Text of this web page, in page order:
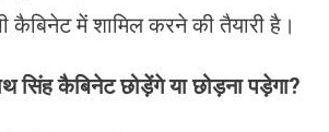
कैबिनेट में शामिल करने की तैयारी है।
सिंह कैबिनेट छोड़ेंगे या छोड़ना पड़ेगा?